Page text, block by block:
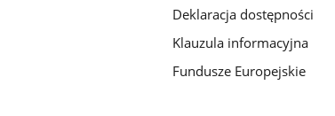
wyników:
Deklaracja dostępności
Klauzula informacyjna
Fundusze Europejskie